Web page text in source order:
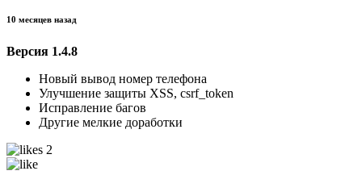
10 месяцев назад
Версия 1.4.8
Новый вывод номер телефона
Улучшение защиты XSS, csrf_token
Исправление багов
Другие мелкие доработки
2